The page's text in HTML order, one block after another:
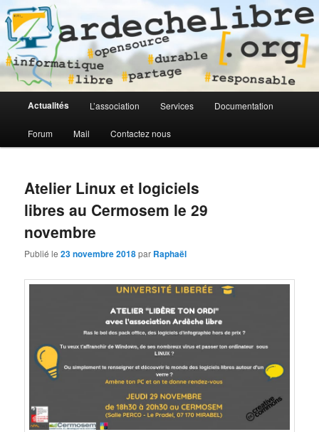
ardechelibre[.org]
Logiciel libre en Ardèche
Aller
au
principal
Aller
au
secondaire
Actualités L’association Services Documentation
Forum Mail Contactez nous
Atelier Linux et logiciels
libres au Cermosem le 29
novembre
Publié le23 novembre 2018par Raphaël